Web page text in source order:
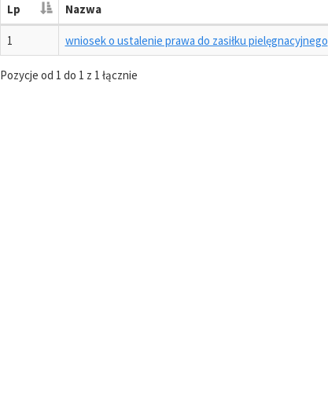
Lp Nazwa
1 wniosek o ustalenie prawa do zasiłku pielęgnacyjnego
Pozycje od 1 do 1 z 1 łącznie